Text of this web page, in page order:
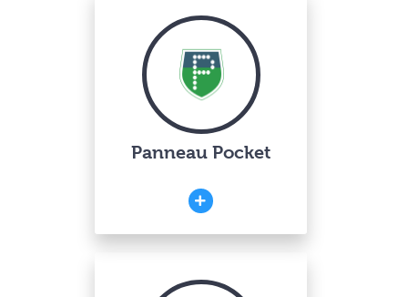
Panneau Pocket